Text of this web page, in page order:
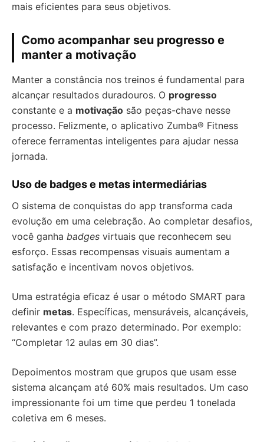
mais eficientes para seus objetivos.
Como acompanhar seu progresso e
manter a motivação
Manter a constância nos treinos é fundamental para
alcançar resultados duradouros. O progresso
constante e a motivação são peças-chave nesse
processo. Felizmente, o aplicativo Zumba® Fitness
oferece ferramentas inteligentes para ajudar nessa
jornada.
Uso de badges e metas intermediárias
O sistema de conquistas do app transforma cada
evolução em uma celebração. Ao completar desafios,
você ganha badges virtuais que reconhecem seu
esforço. Essas recompensas visuais aumentam a
satisfação e incentivam novos objetivos.
Uma estratégia eficaz é usar o método SMART para
definir metas. Específicas, mensuráveis, alcançáveis,
relevantes e com prazo determinado. Por exemplo:
“Completar 12 aulas em 30 dias”.
Depoimentos mostram que grupos que usam esse
sistema alcançam até 60% mais resultados. Um caso
impressionante foi um time que perdeu 1 tonelada
coletiva em 6 meses.